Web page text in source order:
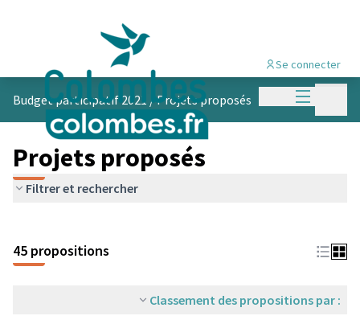
Menu
Se connecter
Budget participatif 2021 /Projets proposés
Projets proposés
Filtrer et rechercher
45 propositions
Classement des propositions par :